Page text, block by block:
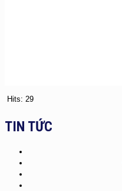
Hits: 29
TIN TỨC